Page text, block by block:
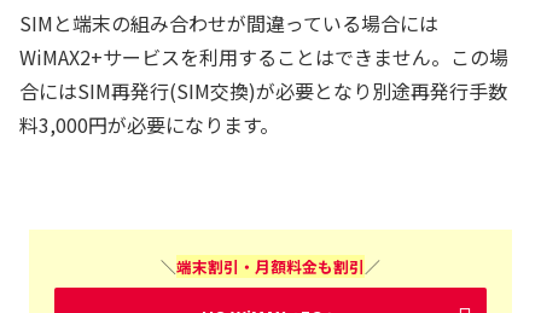
SIMと端末の組み合わせが間違っている場合には
WiMAX2+サービスを利用することはできません。この場
合にはSIM再発行(SIM交換)が必要となり別途再発行手数
料3,000円が必要になります。
＼端末割引・月額料金も割引／